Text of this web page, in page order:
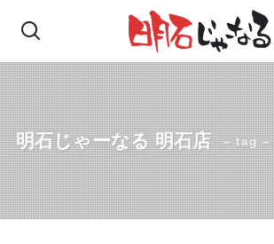
明石じゃーなる 明石店 – tag –